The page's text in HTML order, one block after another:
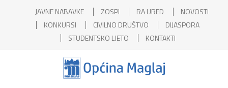
JAVNE NABAVKE ZOSPI RA URED
NOVOSTI
KONKURSI
CIVILNO DRUŠTVO
DIJASPORA
STUDENTSKO LJETO
KONTAKTI